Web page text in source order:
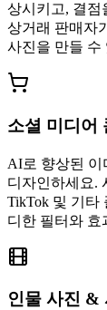
상시키고, 결점
상거래 판매자
사진을 만들 수
소셜 미디어
AI로 향상된 이
디자인하세요.
TikTok 및 기타
디한 필터와 효
인물 사진 &